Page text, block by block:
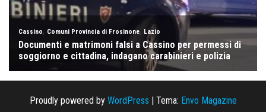
Proudly powered by WordPress | Tema: Envo Magazine